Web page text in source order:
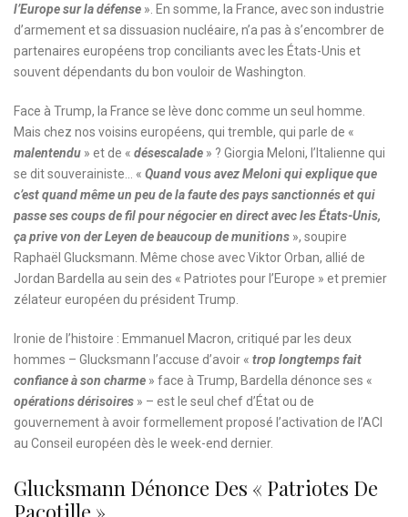
l’Europe sur la défense ». En somme, la France, avec son industrie
d’armement et sa dissuasion nucléaire, n’a pas à s’encombrer de
partenaires européens trop conciliants avec les États-Unis et
souvent dépendants du bon vouloir de Washington.
Face à Trump, la France se lève donc comme un seul homme.
Mais chez nos voisins européens, qui tremble, qui parle de «
malentendu » et de « désescalade » ? Giorgia Meloni, l’Italienne qui
se dit souverainiste… « Quand vous avez Meloni qui explique que
c’est quand même un peu de la faute des pays sanctionnés et qui
passe ses coups de fil pour négocier en direct avec les États-Unis,
ça prive von der Leyen de beaucoup de munitions », soupire
Raphaël Glucksmann. Même chose avec Viktor Orban, allié de
Jordan Bardella au sein des « Patriotes pour l’Europe » et premier
zélateur européen du président Trump.
Ironie de l’histoire : Emmanuel Macron, critiqué par les deux
hommes – Glucksmann l’accuse d’avoir « trop longtemps fait
confiance à son charme » face à Trump, Bardella dénonce ses «
opérations dérisoires » – est le seul chef d’État ou de
gouvernement à avoir formellement proposé l’activation de l’ACI
au Conseil européen dès le week-end dernier.
Glucksmann Dénonce Des « Patriotes De
Pacotille »